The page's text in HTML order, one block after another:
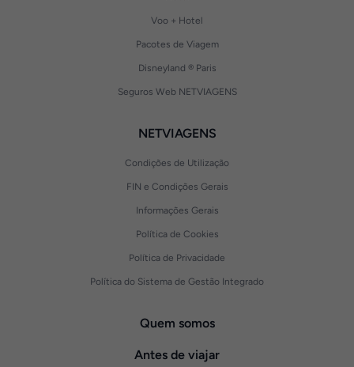
Voo + Hotel
Pacotes de Viagem
Disneyland ® Paris
Seguros Web NETVIAGENS
NETVIAGENS
Condições de Utilização
FIN e Condições Gerais
Informações Gerais
Política de Cookies
Política de Privacidade
Política do Sistema de Gestão Integrado
Quem somos
Antes de viajar